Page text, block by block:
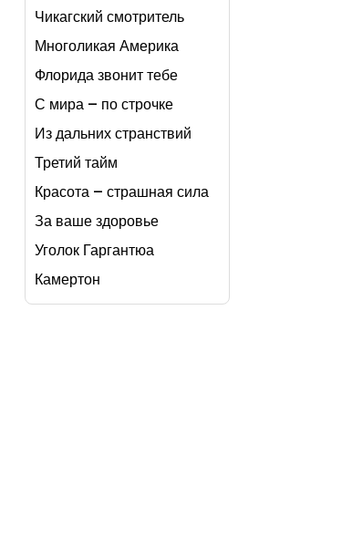
Чикагский смотритель
Многоликая Америка
Флорида звонит тебе
С мира – по строчке
Из дальних странствий
Третий тайм
Красота – страшная сила
За ваше здоровье
Уголок Гаргантюа
Камертон